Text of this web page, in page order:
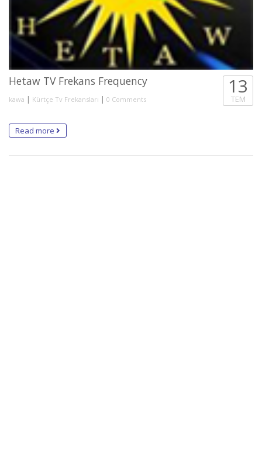
Hetaw TV Frekans Frequency
kawa | Kürtçe Tv Frekansları | 0 Comments
13
TEM
Read more